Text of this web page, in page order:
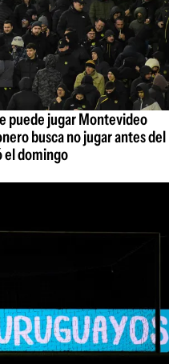
puede jugar Montevideo
busca no jugar antes del
el domingo